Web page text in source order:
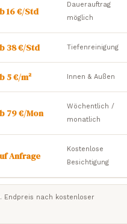
16 €/Std
Dauerauftrag
möglich
38 €/Std Tiefenreinigung
5 €/m² Innen & Außen
79 €/Mon
Wöchentlich /
monatlich
Anfrage
Kostenlose
Besichtigung
Endpreis nach kostenloser